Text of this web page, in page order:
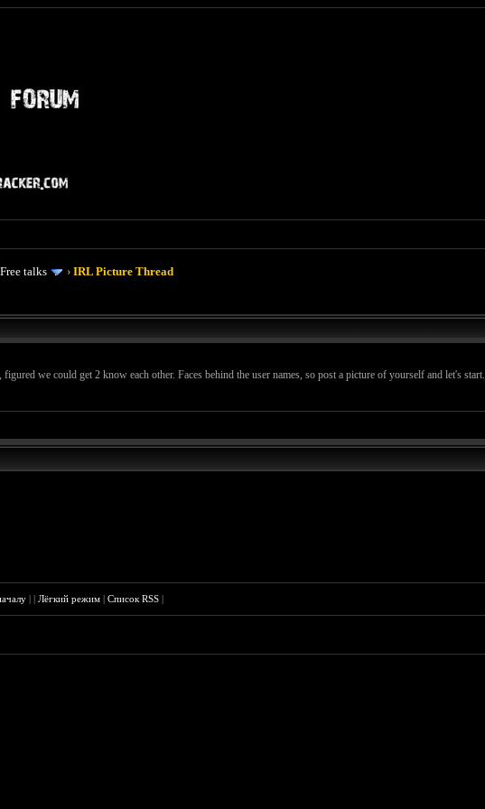
Free talks ›IRL Picture Thread
we could get 2 know each other. Faces behind the user names, so post a picture of yourself and let's start.
||Лёгкий режим |Список RSS |